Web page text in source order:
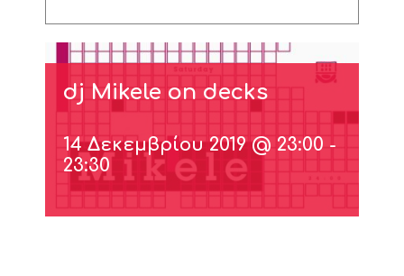
dj Mikele on decks
14 Δεκεμβρίου 2019 @ 23:00 -
23:30